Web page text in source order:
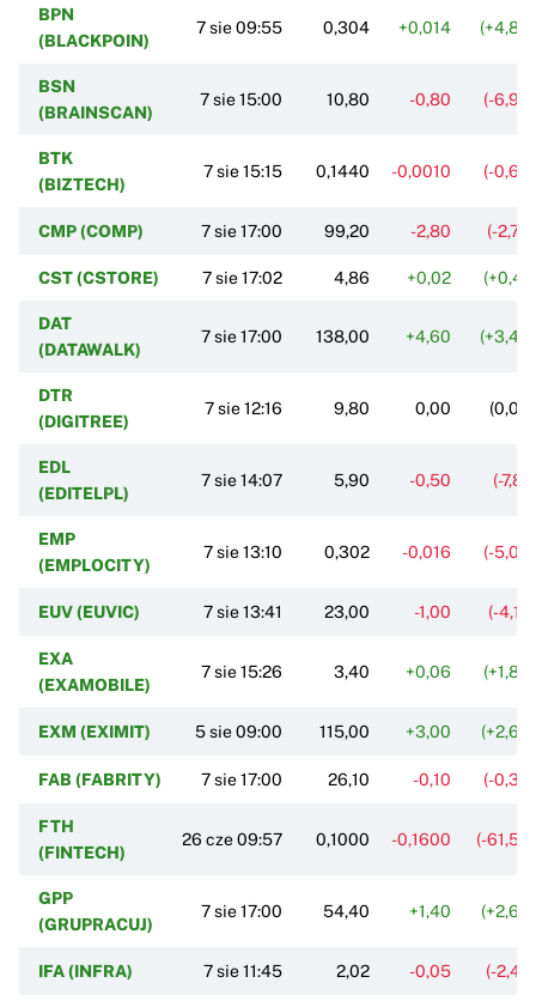
BPN
(BLACKPOIN)
7 sie 09:55 0,304 +0,014
BSN
(BRAINSCAN)
7 sie 15:00 10,80 -0,80 (-
BTK
(BIZTECH)
7 sie 15:15 0,1440 -0,0010 (-
CMP (COMP) 7 sie 17:00 99,20 -2,80 (-
CST (CSTORE) 7 sie 17:02 4,86 +0,02
DAT
(DATAWALK)
7 sie 17:00 138,00 +4,60
DTR
(DIGITREE)
7 sie 12:16 9,80 0,00
EDL
(EDITELPL)
7 sie 14:07 5,90 -0,50 (-
EMP
(EMPLOCITY)
7 sie 13:10 0,302 -0,016 (-
EUV (EUVIC) 7 sie 13:41 23,00 -1,00 (-
EXA
(EXAMOBILE)
7 sie 15:26 3,40 +0,06
EXM (EXIMIT) 5 sie 09:00 115,00 +3,00
FAB (FABRITY) 7 sie 17:00 26,10 -0,10 (-
FTH
(FINTECH)
26 cze 09:57 0,1000 -0,1600 (-
GPP
(GRUPRACUJ)
7 sie 17:00 54,40 +1,40
IFA (INFRA) 7 sie 11:45 2,02 -0,05 (-